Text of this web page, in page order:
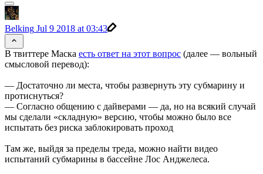
Belking Jul 9 2018 at 03:43
В твиттере Маска есть ответ на этот вопрос (далее — вольный
смысловой перевод):
— Достаточно ли места, чтобы развернуть эту субмарину и
протиснуться?
— Согласно общению с дайверами — да, но на всякий случай
мы сделали «складную» версию, чтобы можно было все
испытать без риска заблокировать проход
Там же, выйдя за пределы треда, можно найти видео
испытаний субмарины в бассейне Лос Анджелеса.